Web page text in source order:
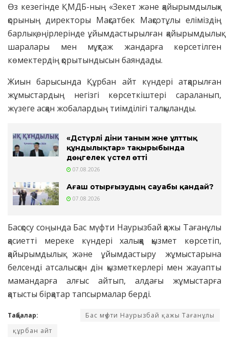
Өз кезегінде ҚМДБ-ның «Зекет және қайырымдылық»
қорының директоры Мақсатбек Мақсотұлы еліміздің
барлық өңірлерінде ұйымдастырылған қайырымдылық
шаралары мен мұқтаж жандарға көрсетілген
көмектердің қорытындысын баяндады.
Жиын барысында Құрбан айт күндері атқарылған
жұмыстардың негізгі көрсеткіштері сараланып,
жүзеге асқан жобалардың тиімділігі талқыланды.
«Дәстүрлі діни таным және ұлттық
құндылықтар» тақырыбында
дөңгелек үстел өтті
07.08.2026
Ағаш отырғызудың сауабы қандай?
07.08.2026
Басқосу соңында Бас мүфти Наурызбай қажы Тағанұлы
қасиетті мереке күндері халыққа қызмет көрсетіп,
қайырымдылық және ұйымдастыру жұмыстарына
белсенді атсалысқан дін қызметкерлері мен жауапты
мамандарға алғыс айтып, алдағы жұмыстарға
қатысты бірқатар тапсырмалар берді.
Таңбалар:
Бас мүфти Наурызбай қажы Тағанұлы
құрбан айт